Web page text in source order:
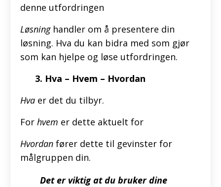
denne utfordringen
Løsninghandler om å presentere din
løsning. Hva du kan bidra med som gjør
som kan hjelpe og løse utfordringen.
3. Hva – Hvem – Hvordan
Hva er det du tilbyr.
For hvem er dette aktuelt for
Hvordan fører dette til gevinster for
målgruppen din.
Det er viktig at du bruker dine